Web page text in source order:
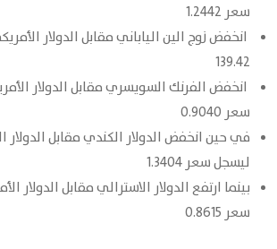
سعر 1.2442
انخفض زوج الين الياباني مقابل الدولار
139.42
انخفض الفرنك السويسري مقابل الدولار
سعر 0.9040
في حين انخفض الدولار الكندي مقابل الدولار
ليسجل سعر 1.3404
بينما ارتفع الدولار الاسترالي مقابل الدولار
سعر 0.8615